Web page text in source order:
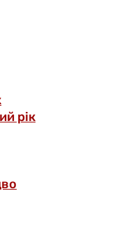
рік